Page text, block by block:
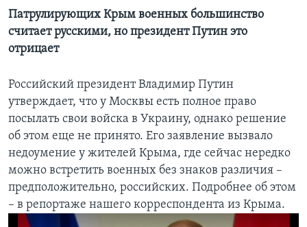
Перейти
поиск
ПОЧЕМУ ЭТО ВАЖНО?
ДИСКУССИЯ VOA
НЬЮ-ЙОРК NEW YORK
АМЕРИКА. БОЛЬШОЕ ПУТЕШЕСТВИЕ
А КАК В АМЕРИКЕ?
АРТЕФАКТЫ
ТЕСТЫ
ФАКТЫ ПРОТИВ ФЕЙКОВ
ЗА СВОБОДУ ПРЕССЫ
ВИДЕО
ПОДПИСКА НА НОВОСТИ
Learning English
СОЦИАЛЬНЫЕ СЕТИ
Патрулирующих Крым военных большинство
считает русскими, но президент Путин это
отрицает
Российский президент Владимир Путин
утверждает, что у Москвы есть полное право
посылать свои войска в Украину, однако решение
об этом еще не принято. Его заявление вызвало
недоумение у жителей Крыма, где сейчас нередко
можно встретить военных без знаков различия –
предположительно, российских. Подробнее об этом
– в репортаже нашего корреспондента из Крыма.